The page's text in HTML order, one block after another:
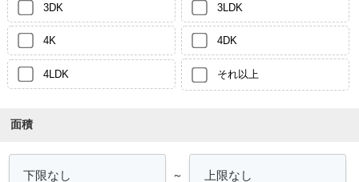
3DK 3LDK
4K 4DK
4LDK それ以上
面積
～